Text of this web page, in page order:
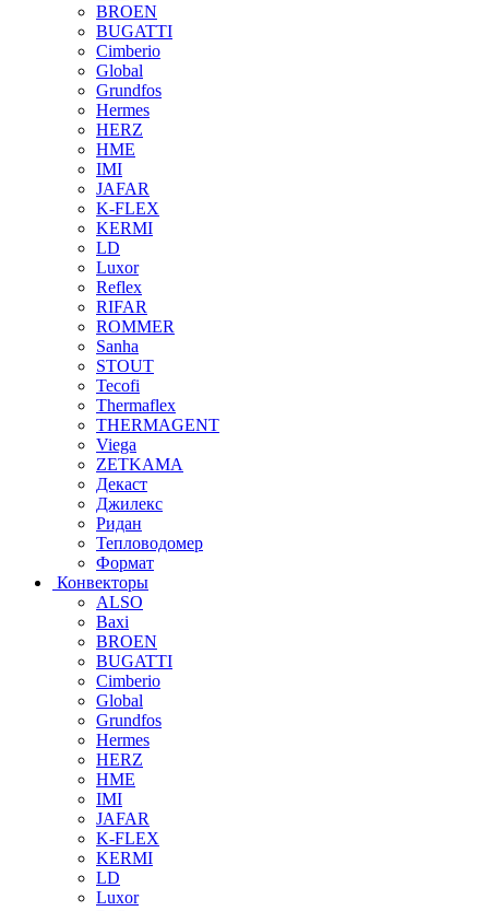
BROEN
BUGATTI
Cimberio
Global
Grundfos
Hermes
HERZ
HME
IMI
JAFAR
K-FLEX
KERMI
LD
Luxor
Reflex
RIFAR
ROMMER
Sanha
STOUT
Tecofi
Thermaflex
THERMAGENT
Viega
ZETKAMA
Декаст
Джилекс
Ридан
Тепловодомер
Формат
Конвекторы
ALSO
Baxi
BROEN
BUGATTI
Cimberio
Global
Grundfos
Hermes
HERZ
HME
IMI
JAFAR
K-FLEX
KERMI
LD
Luxor